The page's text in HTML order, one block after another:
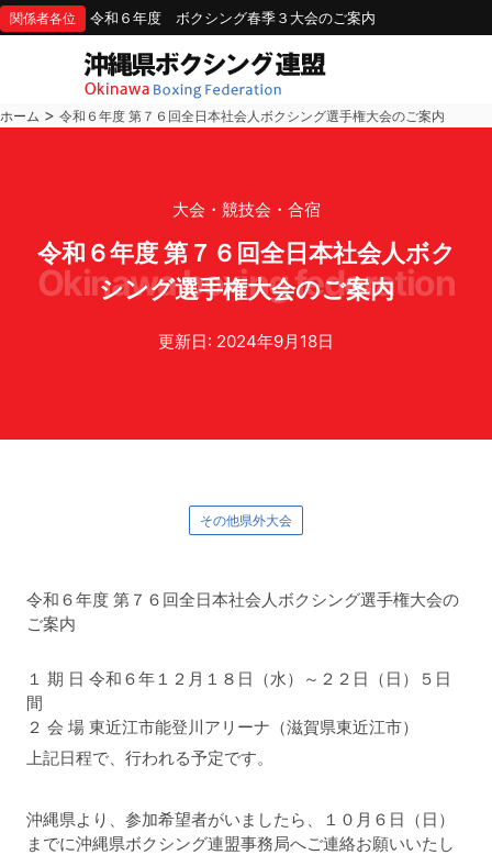
関係者各位 令和６年度 ボクシング春季３大会のご案内
ホーム > 令和６年度 第７６回全日本社会人ボクシング選手権大会のご案内
okinawa boxing federation
大会・競技会・合宿
令和６年度 第７６回全日本社会人ボク
シング選手権大会のご案内
更新日: 2024年9月18日
その他県外大会
令和６年度 第７６回全日本社会人ボクシング選手権大会の
ご案内
１ 期 日 令和６年１２月１８日（水）～２２日（日）５日
間
２ 会 場 東近江市能登川アリーナ（滋賀県東近江市）
上記日程で、行われる予定です。
沖縄県より、参加希望者がいましたら、１０月６日（日）
までに沖縄県ボクシング連盟事務局へご連絡お願いいたし